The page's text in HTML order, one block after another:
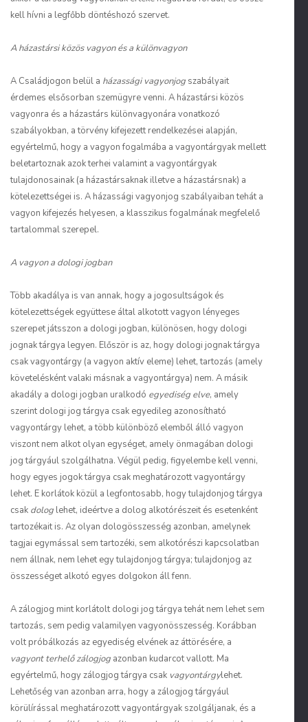
kell hívni a legfőbb döntéshozó szervet.
A házastársi közös vagyon és a különvagyon
A Családjogon belül a házassági vagyonjog szabályait
érdemes elsősorban szemügyre venni. A házastársi közös
vagyonra és a házastárs különvagyonára vonatkozó
szabályokban, a törvény kifejezett rendelkezései alapján,
egyértelmű, hogy a vagyon fogalmába a vagyontárgyak mellett
beletartoznak azok terhei valamint a vagyontárgyak
tulajdonosainak (a házastársaknak illetve a házastársnak) a
kötelezettségei is. A házassági vagyonjog szabályaiban tehát a
vagyon kifejezés helyesen, a klasszikus fogalmának megfelelő
tartalommal szerepel.
A vagyon a dologi jogban
Több akadálya is van annak, hogy a jogosultságok és
kötelezettségek együttese által alkotott vagyon lényeges
szerepet játsszon a dologi jogban, különösen, hogy dologi
jognak tárgya legyen. Először is az, hogy dologi jognak tárgya
csak vagyontárgy (a vagyon aktív eleme) lehet, tartozás (amely
követelésként valaki másnak a vagyontárgya) nem. A másik
akadály a dologi jogban uralkodó egyediség elve, amely
szerint dologi jog tárgya csak egyedileg azonosítható
vagyontárgy lehet, a több különböző elemből álló vagyon
viszont nem alkot olyan egységet, amely önmagában dologi
jog tárgyául szolgálhatna. Végül pedig, figyelembe kell venni,
hogy egyes jogok tárgya csak meghatározott vagyontárgy
lehet. E korlátok közül a legfontosabb, hogy tulajdonjog tárgya
csak dolog lehet, ideértve a dolog alkotórészeit és esetenként
tartozékait is. Az olyan dologösszesség azonban, amelynek
tagjai egymással sem tartozéki, sem alkotórészi kapcsolatban
nem állnak, nem lehet egy tulajdonjog tárgya; tulajdonjog az
összességet alkotó egyes dolgokon áll fenn.
A zálogjog mint korlátolt dologi jog tárgya tehát nem lehet sem
tartozás, sem pedig valamilyen vagyonösszesség. Korábban
volt próbálkozás az egyediség elvének az áttörésére, a
vagyont terhelő zálogjog azonban kudarcot vallott. Ma
egyértelmű, hogy zálogjog tárgya csak vagyontárgylehet.
Lehetőség van azonban arra, hogy a zálogjog tárgyául
körülírással meghatározott vagyontárgyak szolgáljanak, és a